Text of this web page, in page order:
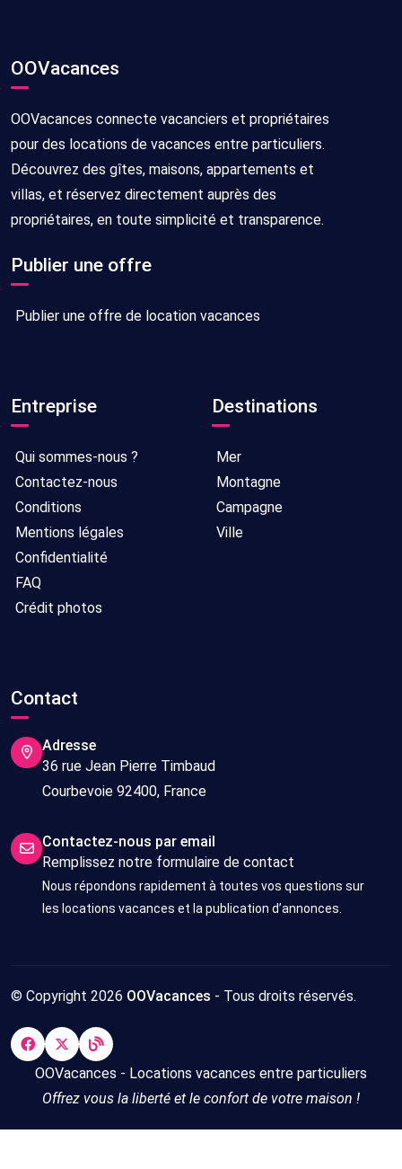
OOVacances
OOVacances connecte vacanciers et propriétaires
pour des locations de vacances entre particuliers.
Découvrez des gîtes, maisons, appartements et
villas, et réservez directement auprès des
propriétaires, en toute simplicité et transparence.
Publier une offre
Publier une offre de location vacances
Entreprise
Qui sommes-nous ?
Contactez-nous
Conditions
Mentions légales
Confidentialité
FAQ
Crédit photos
Destinations
Mer
Montagne
Campagne
Ville
Contact
Adresse
36 rue Jean Pierre Timbaud
Courbevoie 92400, France
Contactez-nous par email
Remplissez notre formulaire de contact
Nous répondons rapidement à toutes vos questions sur
les locations vacances et la publication d’annonces.
© Copyright 2026 OOVacances - Tous droits réservés.
OOVacances - Locations vacances entre particuliers
Offrez vous la liberté et le confort de votre maison !